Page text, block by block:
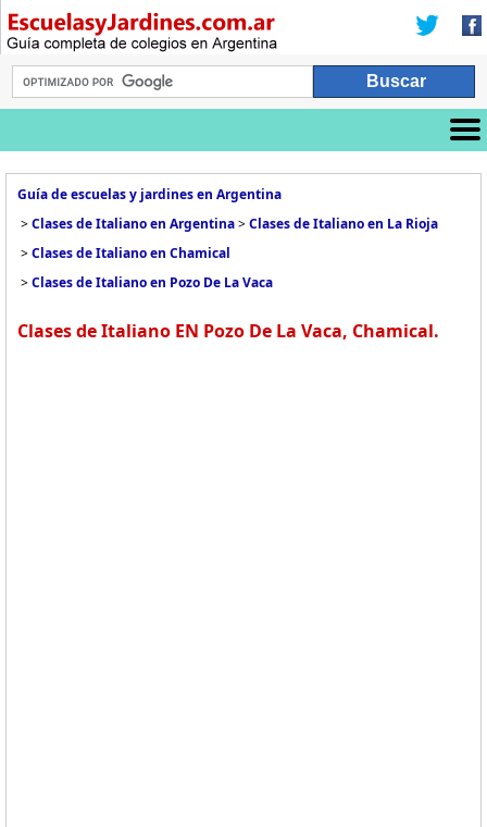
Guía de escuelas y jardines en Argentina
>Clases de Italiano en Argentina>Clases de Italiano en La Rioja
>Clases de Italiano en Chamical
>Clases de Italiano en Pozo De La Vaca
Clases de Italiano EN Pozo De La Vaca, Chamical.